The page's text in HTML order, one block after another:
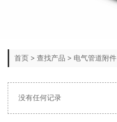
首页 > 查找产品 > 电气管道附件
没有任何记录